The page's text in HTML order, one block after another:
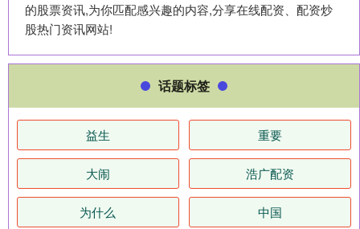
的股票资讯,为你匹配感兴趣的内容,分享在线配资、配资炒
股热门资讯网站!
话题标签
益生 重要
大闹 浩广配资
为什么 中国